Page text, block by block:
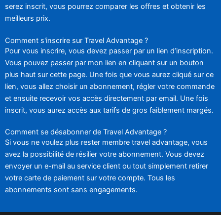
serez inscrit, vous pourrez comparer les offres et obtenir les
meilleurs prix.
Comment s'inscrire sur Travel Advantage ?
Pour vous inscrire, vous devez passer par un lien d’inscription.
Vous pouvez passer par mon lien en cliquant sur un bouton
plus haut sur cette page. Une fois que vous aurez cliqué sur ce
lien, vous allez choisir un abonnement, régler votre commande
et ensuite recevoir vos accès directement par email. Une fois
inscrit, vous aurez accès aux tarifs de gros faiblement margés.
Comment se désabonner de Travel Advantage ?
Si vous ne voulez plus rester membre travel advantage, vous
avez la possibilité de résilier votre abonnement. Vous devez
envoyer un e-mail au service client ou tout simplement retirer
votre carte de paiement sur votre compte. Tous les
abonnements sont sans engagements.